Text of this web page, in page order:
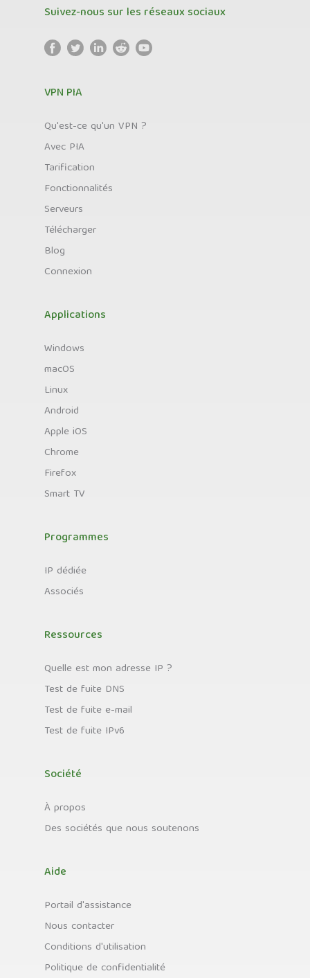
Suivez-nous sur les réseaux sociaux
VPN PIA
Qu'est-ce qu'un VPN ?
Avec PIA
Tarification
Fonctionnalités
Serveurs
Télécharger
Blog
Connexion
Applications
Windows
macOS
Linux
Android
Apple iOS
Chrome
Firefox
Smart TV
Programmes
IP dédiée
Associés
Ressources
Quelle est mon adresse IP ?
Test de fuite DNS
Test de fuite e-mail
Test de fuite IPv6
Société
À propos
Des sociétés que nous soutenons
Aide
Portail d'assistance
Nous contacter
Conditions d'utilisation
Politique de confidentialité